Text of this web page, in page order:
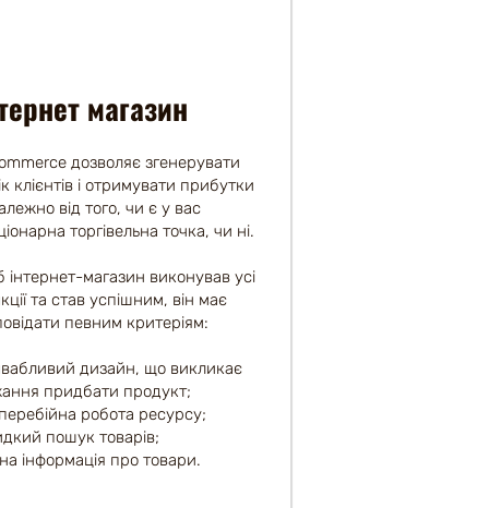
магазин
дозволяє згенерувати
клієнтів і отримувати прибутки
від того, чи є у вас
торгівельна точка, чи ні.
магазин виконував усі
та став успішним, він має
певним критеріям:
дизайн, що викликає
придбати продукт;
робота ресурсу;
пошук товарів;
інформація про товари.